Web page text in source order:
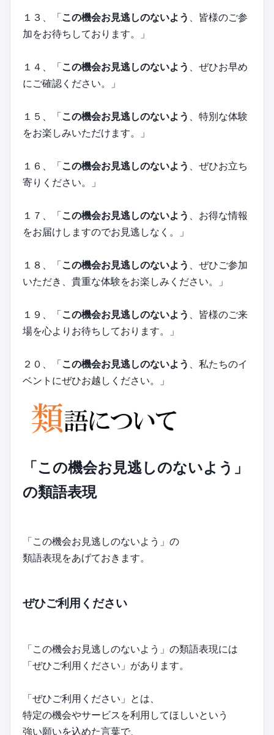
１３、「この機会お見逃しのないよう
、皆様のご参
加をお待ちしております。」
１４、「この機会お見逃しのないよう
、ぜひお早め
にご確認ください。」
１５、「この機会お見逃しのないよう
、特別な体験
をお楽しみいただけます。」
１６、「この機会お見逃しのないよう
、ぜひお立ち
寄りください。」
１７、「この機会お見逃しのないよう
、お得な情報
をお届けしますのでお見逃しなく。」
１８、「この機会お見逃しのないよう
、ぜひご参加
いただき、貴重な体験をお楽しみください。」
１９、「この機会お見逃しのないよう
、皆様のご来
場を心よりお待ちしております。」
２０、「この機会お見逃しのないよう
、私たちのイ
ベントにぜひお越しください。」
「この機会お見逃しのないよう」
の類語表現
「この機会お見逃しのないよう」の
類語表現をあげておきます。
ぜひご利用ください
「この機会お見逃しのないよう」の類語表現には
「ぜひご利用ください」があります。
「ぜひご利用ください」とは、
特定の機会やサービスを利用してほしいという
強い願いを込めた言葉で、